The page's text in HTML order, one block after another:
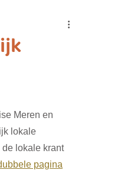
Meren en
lokale
de lokale krant
pagina